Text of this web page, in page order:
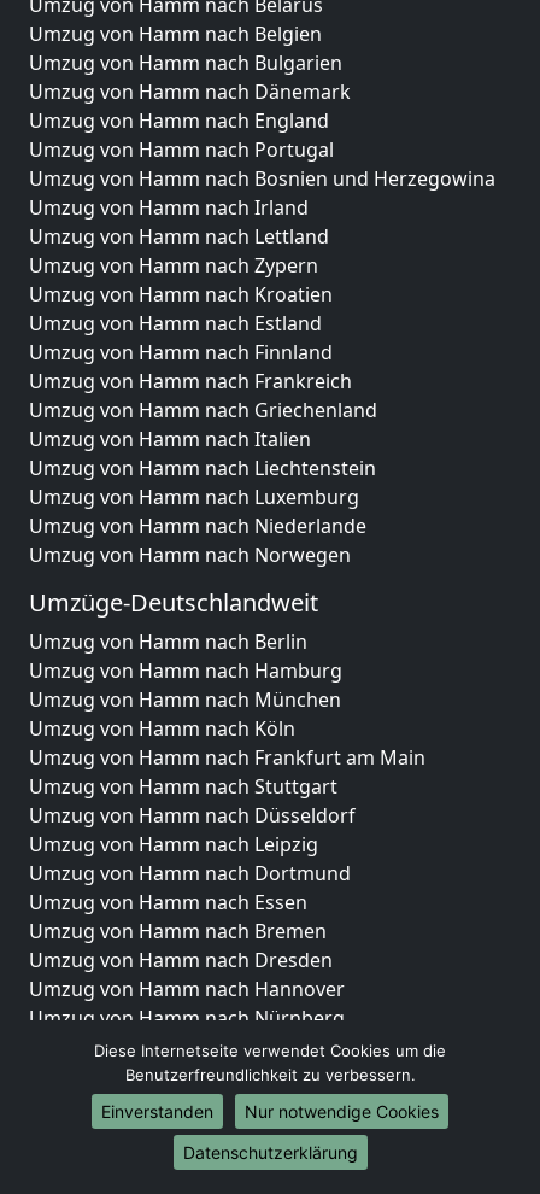
Umzug von Hamm nach Belgien
Umzug von Hamm nach Bulgarien
Umzug von Hamm nach Dänemark
Umzug von Hamm nach England
Umzug von Hamm nach Portugal
Umzug von Hamm nach Bosnien und Herzegowina
Umzug von Hamm nach Irland
Umzug von Hamm nach Lettland
Umzug von Hamm nach Zypern
Umzug von Hamm nach Kroatien
Umzug von Hamm nach Estland
Umzug von Hamm nach Finnland
Umzug von Hamm nach Frankreich
Umzug von Hamm nach Griechenland
Umzug von Hamm nach Italien
Umzug von Hamm nach Liechtenstein
Umzug von Hamm nach Luxemburg
Umzug von Hamm nach Niederlande
Umzug von Hamm nach Norwegen
Umzüge-Deutschlandweit
Umzug von Hamm nach Berlin
Umzug von Hamm nach Hamburg
Umzug von Hamm nach München
Umzug von Hamm nach Köln
Umzug von Hamm nach Frankfurt am Main
Umzug von Hamm nach Stuttgart
Umzug von Hamm nach Düsseldorf
Umzug von Hamm nach Leipzig
Umzug von Hamm nach Dortmund
Umzug von Hamm nach Essen
Umzug von Hamm nach Bremen
Umzug von Hamm nach Dresden
Umzug von Hamm nach Hannover
Umzug von Hamm nach Nürnberg
Umzug von Hamm nach Duisburg
Umzug von Hamm nach Bochum
Umzug von Hamm nach Wuppertal
Umzug von Hamm nach Bielefeld
Umzug von Hamm nach Bonn
Diese Internetseite verwendet Cookies um die
Benutzerfreundlichkeit zu verbessern.
Einverstanden
Nur notwendige Cookies
Datenschutzerklärung